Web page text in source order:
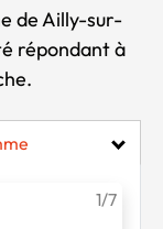
de Ailly-sur-
répondant à
1/7